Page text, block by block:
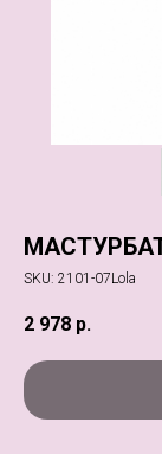
SKU: 2101-07Lola
2 978 р.